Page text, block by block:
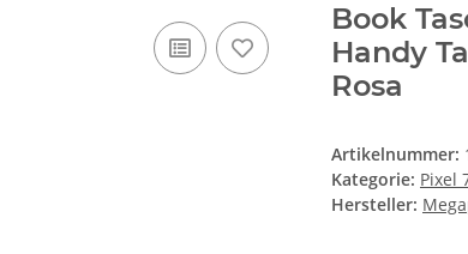
Book
Handy
Rosa
Artikelnummer:
Kategorie: Pixel
Hersteller: